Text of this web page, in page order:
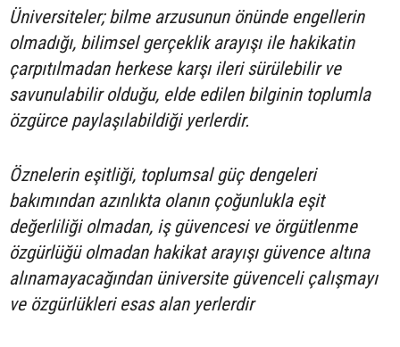
Üniversiteler; bilme arzusunun önünde engellerin
olmadığı, bilimsel gerçeklik arayışı ile hakikatin
çarpıtılmadan herkese karşı ileri sürülebilir ve
savunulabilir olduğu, elde edilen bilginin toplumla
özgürce paylaşılabildiği yerlerdir.
Öznelerin eşitliği, toplumsal güç dengeleri
bakımından azınlıkta olanın çoğunlukla eşit
değerliliği olmadan, iş güvencesi ve örgütlenme
özgürlüğü olmadan hakikat arayışı güvence altına
alınamayacağından üniversite güvenceli çalışmayı
ve özgürlükleri esas alan yerlerdir